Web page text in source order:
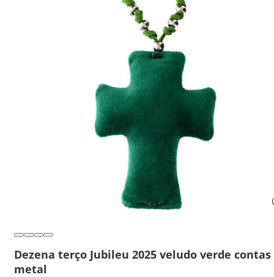
Dezena terço Jubileu 2025 veludo verde contas
metal